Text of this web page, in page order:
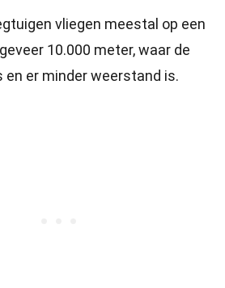
vliegen meestal op een
10.000 meter, waar de
en er minder weerstand is.